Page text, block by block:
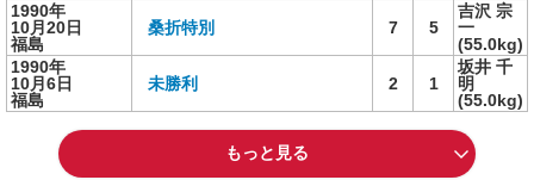
1990年
10月20日
福島
桑折特別 7 5
吉沢 宗
一
(55.0kg)
1990年
10月6日
福島
未勝利 2 1
坂井 千
明
(55.0kg)
もっと見る